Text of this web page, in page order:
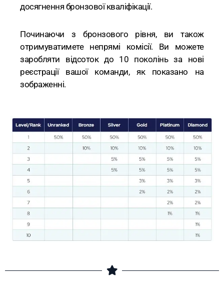
досягнення бронзової кваліфікації.
Починаючи з бронзового рівня, ви також
отримуватимете непрямі комісії. Ви можете
заробляти відсоток до 10 поколінь за нові
реєстрації вашої команди, як показано на
зображенні.